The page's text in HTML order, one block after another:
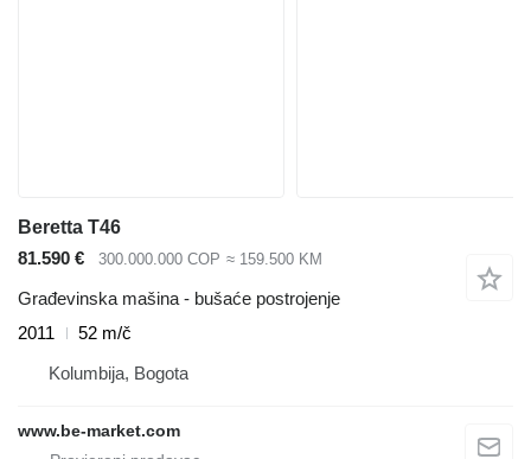
Beretta T46
81.590 €
300.000.000 COP ≈ 159.500 KM
Građevinska mašina - bušaće postrojenje
2011
52 m/č
Kolumbija, Bogota
www.be-market.com